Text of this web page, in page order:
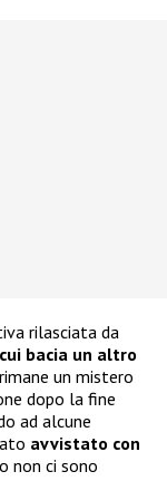
rilasciata da
bacia un altro
rimane un mistero
dopo la fine
ad alcune
avvistato con
non ci sono